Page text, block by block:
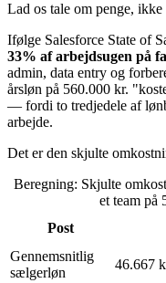
Lad os tale om penge,
Ifølge Salesforce State of
33% af arbejdsugen på
admin, data entry og
årsløn på 560.000 kr.
— fordi to tredjedele af
arbejde.
Det er den skjulte
Beregning: Skjulte
et team på
Post
Gennemsnitlig
sælgerløn
46.667